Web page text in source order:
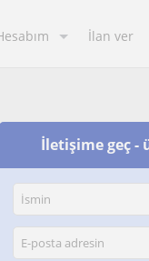
İlan ver
İletişime geç -